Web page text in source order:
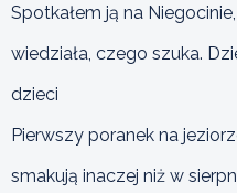
Spotkałem ją na
wiedziała, czego szuka.
dzieci
Pierwszy poranek na
smakują inaczej niż w